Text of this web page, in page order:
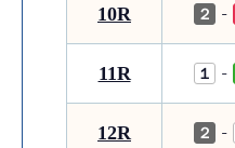
10R ２ -
11R １ -
12R ２ -